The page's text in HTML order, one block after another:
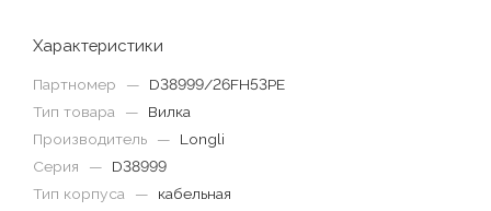
Характеристики
Партномер —
D38999/26FH53PE
Тип товара
—
Вилка
Производитель
—
Longli
Серия
—
D38999
Тип корпуса
—
кабельная